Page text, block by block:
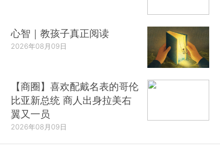
心智｜教孩子真正阅读
2026年08月09日
【商圈】喜欢配戴名表的哥伦
比亚新总统 商人出身拉美右
翼又一员
2026年08月09日